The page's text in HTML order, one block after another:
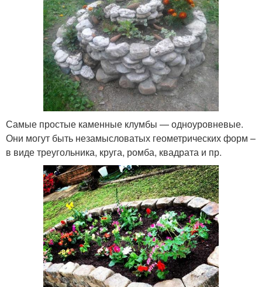
Самые простые каменные клумбы — одноуровневые.
Они могут быть незамысловатых геометрических форм –
в виде треугольника, круга, ромба, квадрата и пр.